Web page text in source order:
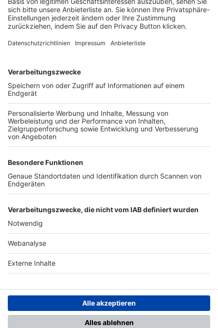
FOLGE DEM BFV
TOP-VEREINE
TOP-PARTNER
Nutzungsbedingungen Datenschutz Impressum